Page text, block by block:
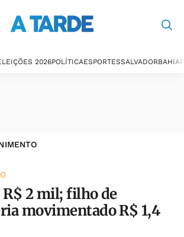
2026POLÍTICAESPORTESSALVADORBAHIA
R$ 2 mil; filho de
movimentado R$ 1,4